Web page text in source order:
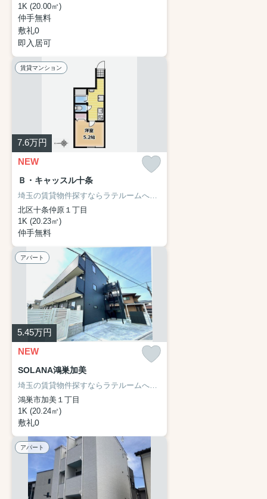
1K (20.00㎡)
仲手無料
敷礼0
即入居可
賃貸マンション
7.6万円
NEW
Ｂ・キャッスル十条
埼玉の賃貸物件探すならラテルームへ♪ネット非掲載物件・他社様の
北区十条仲原１丁目
1K (20.23㎡)
仲手無料
アパート
5.45万円
NEW
SOLANA鴻巣加美
埼玉の賃貸物件探すならラテルームへ♪ネット非掲載物件・他社様の
鴻巣市加美１丁目
1K (20.24㎡)
敷礼0
アパート